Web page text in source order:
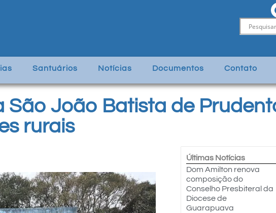
Santuários Notícias Documentos Contato
São João Batista de
rurais
Últimas Notícias
Dom Amilton renova
composição do
Conselho Presbiteral da
Diocese de
Guarapuava